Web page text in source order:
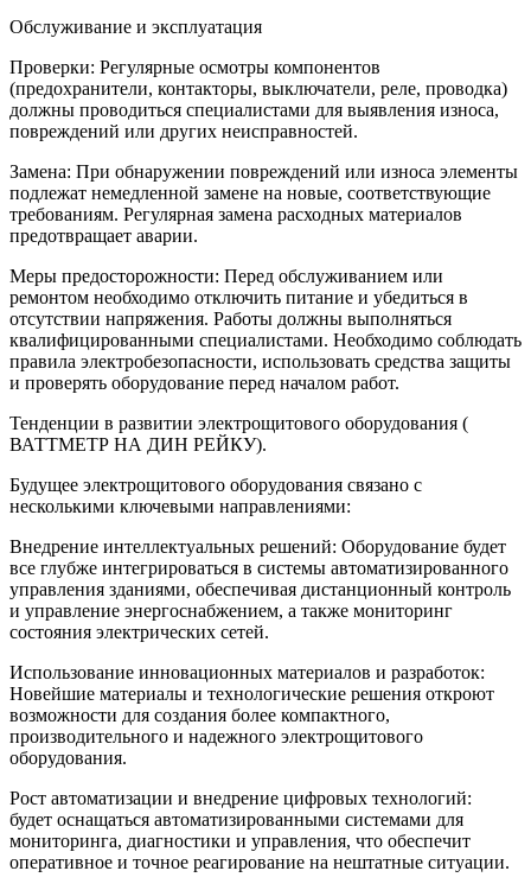
Обслуживание и эксплуатация
Проверки: Регулярные осмотры компонентов
(предохранители, контакторы, выключатели, реле, проводка)
должны проводиться специалистами для выявления износа,
повреждений или других неисправностей.
Замена: При обнаружении повреждений или износа элементы
подлежат немедленной замене на новые, соответствующие
требованиям. Регулярная замена расходных материалов
предотвращает аварии.
Меры предосторожности: Перед обслуживанием или
ремонтом необходимо отключить питание и убедиться в
отсутствии напряжения. Работы должны выполняться
квалифицированными специалистами. Необходимо соблюдать
правила электробезопасности, использовать средства защиты
и проверять оборудование перед началом работ.
Тенденции в развитии электрощитового оборудования (
ВАТТМЕТР НА ДИН РЕЙКУ).
Будущее электрощитового оборудования связано с
несколькими ключевыми направлениями:
Внедрение интеллектуальных решений: Оборудование будет
все глубже интегрироваться в системы автоматизированного
управления зданиями, обеспечивая дистанционный контроль
и управление энергоснабжением, а также мониторинг
состояния электрических сетей.
Использование инновационных материалов и разработок:
Новейшие материалы и технологические решения откроют
возможности для создания более компактного,
производительного и надежного электрощитового
оборудования.
Рост автоматизации и внедрение цифровых технологий:
будет оснащаться автоматизированными системами для
мониторинга, диагностики и управления, что обеспечит
оперативное и точное реагирование на нештатные ситуации.